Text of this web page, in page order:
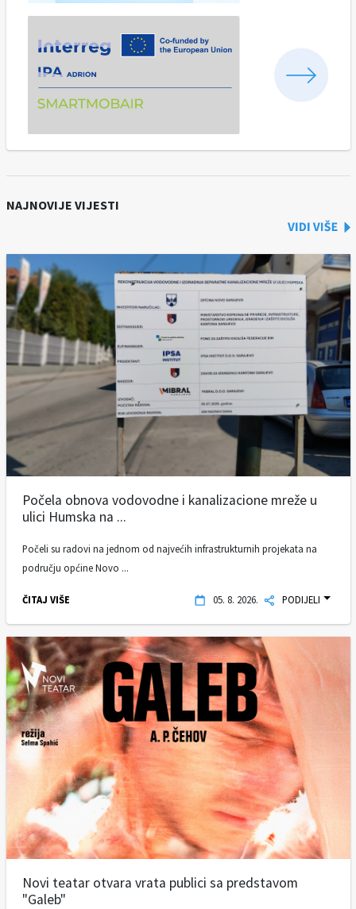
NAJNOVIJE VIJESTI
Počela obnova vodovodne i kanalizacione mreže u
ulici Humska na ...
Počeli su radovi na jednom od najvećih infrastrukturnih projekata na
području općine Novo ...
ČITAJ VIŠE 05. 8. 2026. PODIJELI
Novi teatar otvara vrata publici sa predstavom
"Galeb"